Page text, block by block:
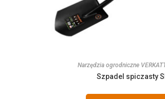
Narzędzia ogrodniczne
Szpadel spiczasty